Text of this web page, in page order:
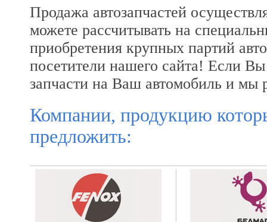
Продажа автозапчастей
можете рассчитывать на
приобретения крупных партий
посетители нашего сайта! Если
запчасти на Ваш автомобиль и мы
Компании, продукцию
предложить: